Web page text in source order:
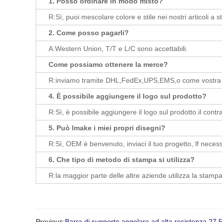
R:Sì, puoi mescolare colore e stile nei nostri articoli a
2. Come posso pagarli?
A:Western Union, T/T e L/C sono accettabili.
Come possiamo ottenere la merce?
R:inviamo tramite DHL,FedEx,UPS,EMS,o come
4. È possibile aggiungere il logo sul prodotto?
R:Sì, è possibile aggiungere il logo sul prodotto.il
5. Può lmake i miei propri disegni?
R:Sì, OEM è benvenuto, inviaci il tuo progetto, lf
6. Che tipo di metodo di stampa si utilizza?
R:la maggior parte delle altre aziende utilizza la